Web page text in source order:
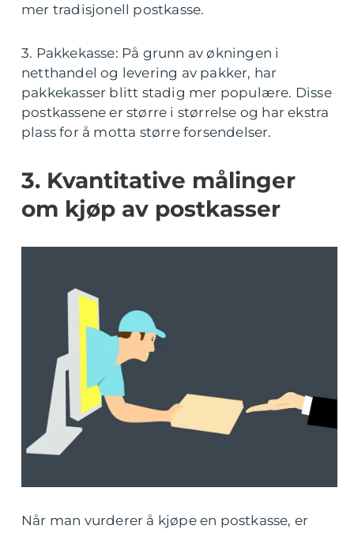
mer tradisjonell postkasse.
3. Pakkekasse: På grunn av økningen i
netthandel og levering av pakker, har
pakkekasser blitt stadig mer populære. Disse
postkassene er større i størrelse og har ekstra
plass for å motta større forsendelser.
3. Kvantitative målinger
om kjøp av postkasser
Når man vurderer å kjøpe en postkasse, er